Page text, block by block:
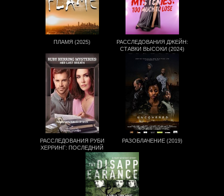
ПЛАМЯ (2025)
РАССЛЕДОВАНИЯ ДЖЕЙН:
СТАВКИ ВЫСОКИ (2024)
РАССЛЕДОВАНИЯ РУБИ
ХЕРРИНГ: ПОСЛЕДНИЙ
ВЗДОХ (2019)
РАЗОБЛАЧЕНИЕ (2019)